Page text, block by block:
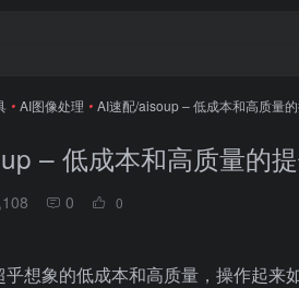
• AI图像处理 • AI速配/aisoup – 低成本和高质量
– 低成本和高质量的
0 0
想象的低成本和高质量，操作起来